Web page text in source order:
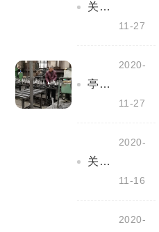
关心关爱职工--我们在行动
11-27
亭湖区应急管理局领导来我公司检查指导安全管理工作
2020-
11-27
关于做好工业企业秋冬常态化疫情防控工作的通知
2020-
11-16
2020-